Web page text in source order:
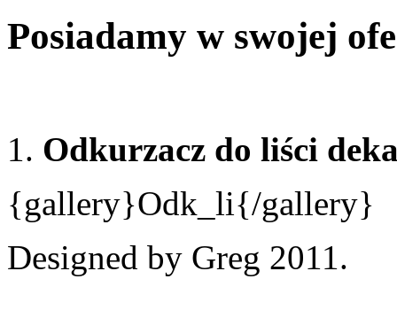
Posiadamy w swojej
1. Odkurzacz do liści
{gallery}Odk_li{/gallery}
Designed by Greg 2011.